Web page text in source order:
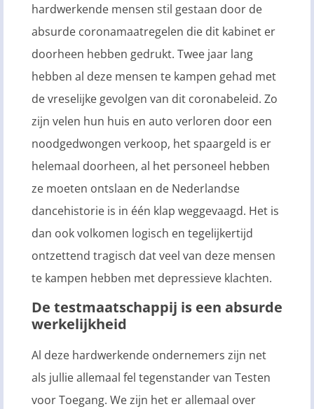
hardwerkende mensen stil gestaan door de
absurde coronamaatregelen die dit kabinet er
doorheen hebben gedrukt. Twee jaar lang
hebben al deze mensen te kampen gehad met
de vreselijke gevolgen van dit coronabeleid. Zo
zijn velen hun huis en auto verloren door een
noodgedwongen verkoop, het spaargeld is er
helemaal doorheen, al het personeel hebben
ze moeten ontslaan en de Nederlandse
dancehistorie is in één klap weggevaagd. Het is
dan ook volkomen logisch en tegelijkertijd
ontzettend tragisch dat veel van deze mensen
te kampen hebben met depressieve klachten.
De testmaatschappij is een absurde
werkelijkheid
Al deze hardwerkende ondernemers zijn net
als jullie allemaal fel tegenstander van Testen
voor Toegang. We zijn het er allemaal over